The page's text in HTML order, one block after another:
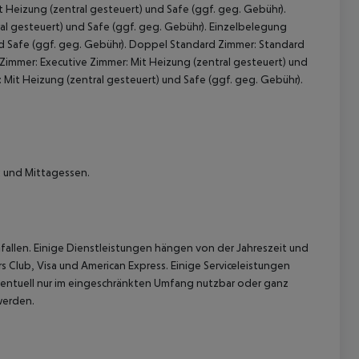
Heizung (zentral gesteuert) und Safe (ggf. geg. Gebühr).
gesteuert) und Safe (ggf. geg. Gebühr). Einzelbelegung
(ggf. geg. Gebühr). Doppel Standard Zimmer: Standard
Executive Zimmer: Mit Heizung (zentral gesteuert) und
Mit Heizung (zentral gesteuert) und Safe (ggf. geg. Gebühr).
und Mittagessen.
Einige Dienstleistungen hängen von der Jahreszeit und
Visa und American Express. Einige Serviceleistungen
nur im eingeschränkten Umfang nutzbar oder ganz